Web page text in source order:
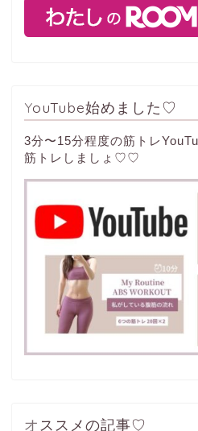
YouTube始めました♡
3分〜15分程度の筋トレ
筋トレしましょ♡♡
オススメの記事♡